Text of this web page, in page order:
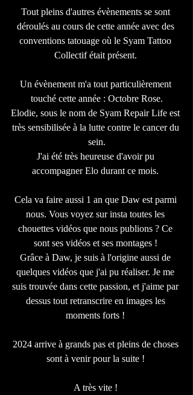
Tout pleins d'autres évènements se sont
déroulés au cours de cette année avec des
conventions tatouage où le Syam Tattoo
Collectif était présent.
Un évènement m'a tout particulièrement
touché cette année : Octobre Rose.
Elodie, sous le nom de Syam Repair Life est
très sensibilisée à la lutte contre le cancer du
sein.
J'ai été très heureuse d'avoir pu
accompagner Elo durant ce mois.
Cela va faire aussi 1 an que Daw est parmi
nous. Vous voyez sur insta toutes les
chouettes vidéos que nous publions ? Ce
sont ses vidéos et ses montages !
Grâce à Daw, je suis à l'origine aussi de
quelques vidéos que j'ai pu réaliser. Je me
suis trouvée dans cette passion, et j'aime par
dessus tout retranscrire en images les
moments forts !
2024 arrive à grands pas et pleins de choses
sont à venir pour la suite !
A très vite !